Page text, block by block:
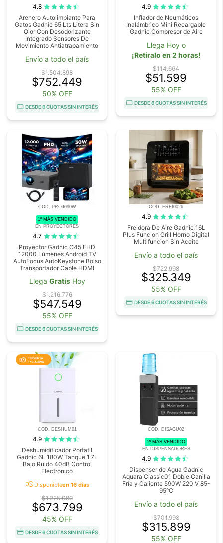
4.8
Arenero Autolimpiante Para
Gatos Gadnic 65 Lts Litera Sin
Olor Con Desodorizante
Integrado Sensores De
Movimiento Antiatrapamiento
Envío a todo el país
$1.504.898
$752.449
50% OFF
DESDE 6 CUOTAS SIN INTERÉS
4.9
Inflador de Neumáticos
Inalámbrico Mini Recargable
Gadnic Compresor de Aire
Llega Hoy o
¡Retiralo en 2 horas!
$114.664
$51.599
55% OFF
DESDE 6 CUOTAS SIN INTERÉS
COD. PROJ090W
1º MÁS VENDIDO
EN PROYECTORES
4.7
Proyector Gadnic C45 FHD
12000 Lúmenes Android TV
AutoFocus AutoKeystone Bolso
Transportador Cable HDMI
Llega GratisHoy
$1.216.776
$547.549
55% OFF
DESDE 6 CUOTAS SIN INTERÉS
COD. FREI0026
4.9
Freidora De Aire Gadnic 16L
Plus Funcion Grill Horno Digital
Multifuncion Sin Aceite
Envío a todo el país
$722.998
$325.349
55% OFF
DESDE 6 CUOTAS SIN INTERÉS
COD. DESHUM01
4.9
Deshumidificador Portatil
Gadnic 6L 180W Tanque 1.7L
Bajo Ruido 40dB Control
Electronico
acuteDisponibleen 16 días
$1.225.089
$673.799
45% OFF
DESDE 6 CUOTAS SIN INTERÉS
COD. DISAGU02
1º MÁS VENDIDO
EN DISPENSADORES
4.9
Dispenser de Agua Gadnic
Aquara Classic01 Doble Canilla
Fría y Caliente 590W 220 V 85-
95°C
Envío a todo el país
$701.998
$315.899
55% OFF